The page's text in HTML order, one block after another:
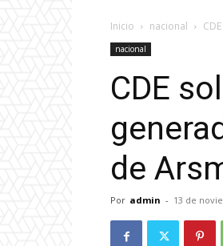
Inicio nacional
nacional
CDE
de
Por admin - 13 de